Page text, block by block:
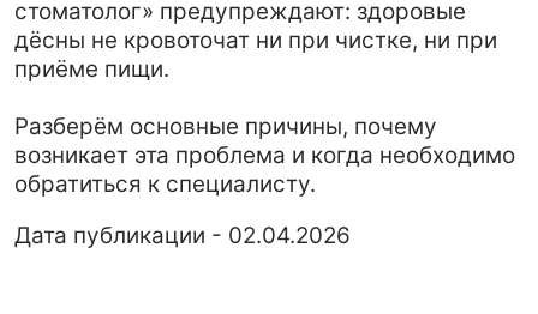
Разберём основные причины, почему
возникает эта проблема и когда необходимо
обратиться к специалисту.
Дата публикации - 02.04.2026